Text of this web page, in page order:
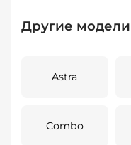
Другие модели
Astra
Combo